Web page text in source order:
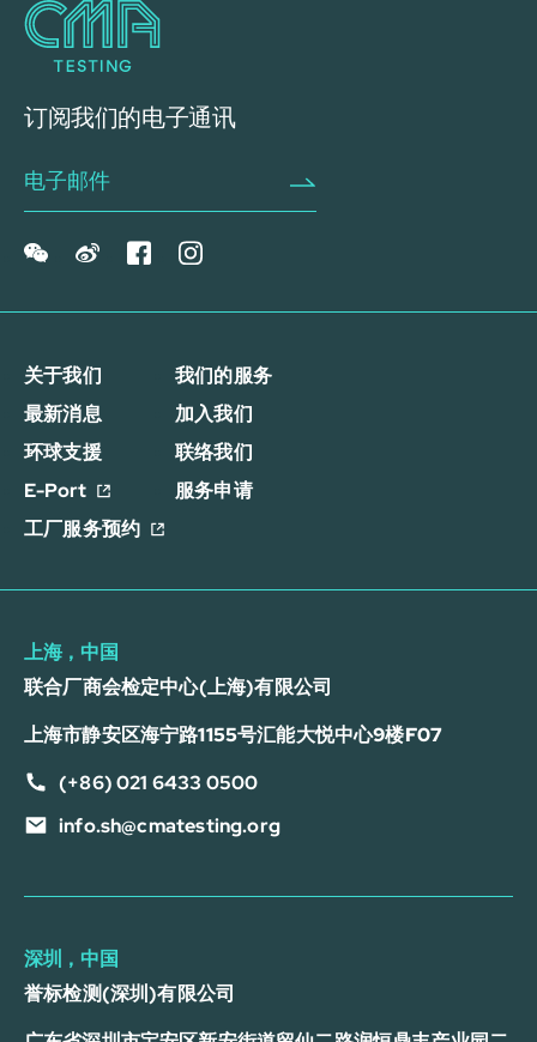
订阅我们的电子通讯
关于我们
我们的服务
最新消息
加入我们
环球支援
联络我们
E-Port
服务申请
工厂服务预约
上海，中国
联合厂商会检定中心(上海)有限公司
上海市静安区海宁路1155号汇能大悦中心9楼F07
(+86) 021 6433 0500
info.sh@cmatesting.org
深圳，中国
誉标检测(深圳)有限公司